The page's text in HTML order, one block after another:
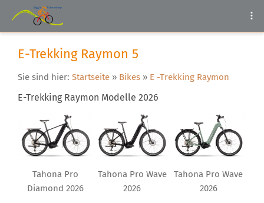
E-Trekking Raymon 5
Sie sind hier: Startseite » Bikes » E -Trekking Raymon
E-Trekking Raymon Modelle 2026
Tahona Pro
Diamond 2026
Tahona Pro Wave
2026
Tahona Pro Wave
2026